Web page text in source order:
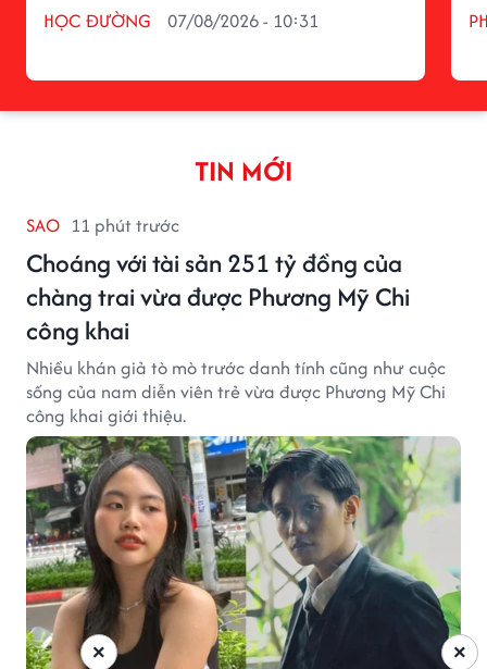
HỌC ĐƯỜNG 07/08/2026 - 10:31
TIN MỚI
SAO 11 phút trước
Choáng với tài sản 251 tỷ đồng của
chàng trai vừa được Phương Mỹ Chi
công khai
Nhiều khán giả tò mò trước danh tính cũng như cuộc
sống của nam diễn viên trẻ vừa được Phương Mỹ Chi
công khai giới thiệu.
×
×